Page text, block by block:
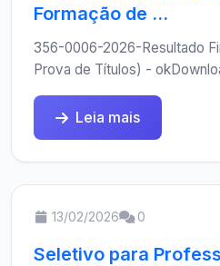
Formação de ...
356-0006-2026-Resultado
Prova de Títulos) -
Leia mais
13/02/2026 0
Seletivo para